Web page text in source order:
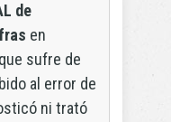
de
en
sufre de
al error de
ni trató